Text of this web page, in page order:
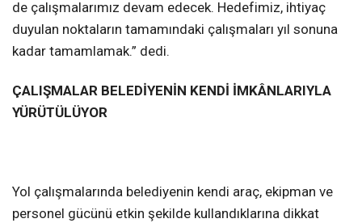
de çalışmalarımız devam edecek. Hedefimiz, ihtiyaç
duyulan noktaların tamamındaki çalışmaları yıl sonuna
kadar tamamlamak.” dedi.
ÇALIŞMALAR BELEDİYENİN KENDİ İMKÂNLARIYLA
YÜRÜTÜLÜYOR
Yol çalışmalarında belediyenin kendi araç, ekipman ve
personel gücünü etkin şekilde kullandıklarına dikkat